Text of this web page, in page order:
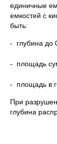
единичные
емкостей с
быть:
- глубина до
- площадь
- площадь в
При
глубина